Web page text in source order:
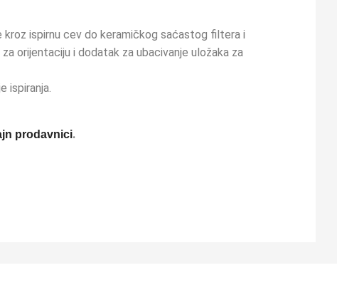
kroz ispirnu cev do keramičkog saćastog filtera i
orijentaciju i dodatak za ubacivanje uložaka za
ispiranja.
prodavnici.